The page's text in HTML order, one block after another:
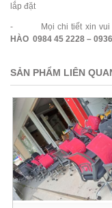
lắp đặt
- Mọi chi tiết xin vui
HÀO 0984 45 2228 –
SẢN PHẨM LIÊN